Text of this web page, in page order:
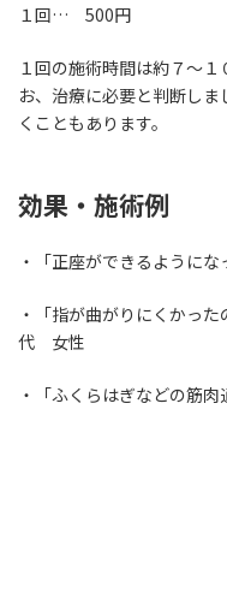
１回… 500円
１回の施術時間は約７～
お、治療に必要と判断し
くこともあります。
効果・施術例
・「正座ができるよう
・「指が曲がりにくか
代 女性
・「ふくらはぎなどの